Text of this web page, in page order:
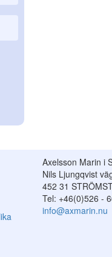
Axelsson Marin i
Nils Ljungqvist
452 31
Tel: +46(0)526 -
info@axmarin.nu